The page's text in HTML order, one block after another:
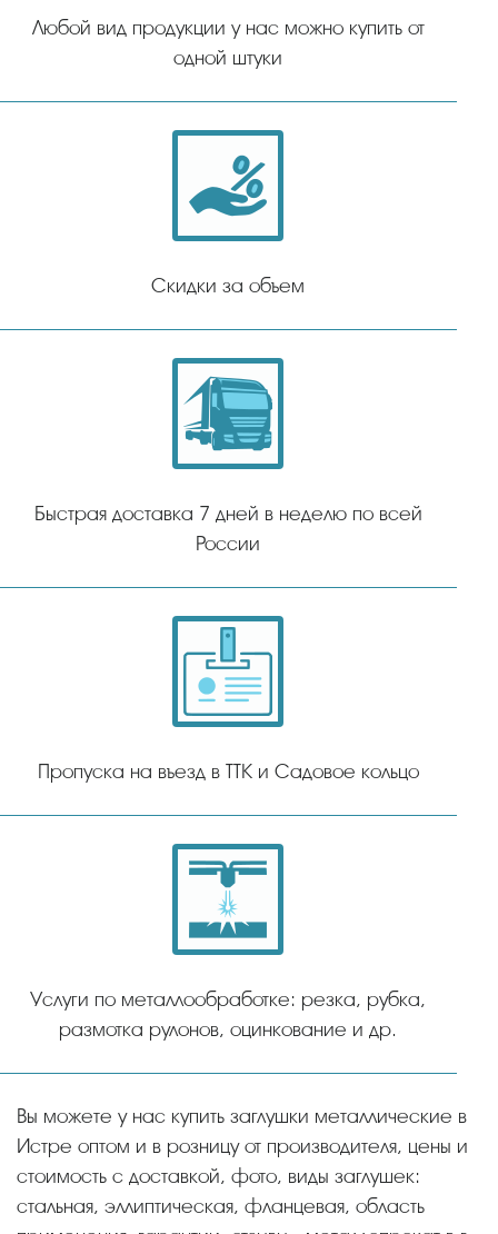
Любой вид продукции у нас можно купить от
одной штуки
Скидки за объем
Быстрая доставка 7 дней в неделю по всей
России
Пропуска на въезд в ТТК и Садовое кольцо
Услуги по металлообработке: резка, рубка,
размотка рулонов, оцинкование и др.
Вы можете у нас купить заглушки металлические в
Истре оптом и в розницу от производителя, цены и
стоимость с доставкой, фото, виды заглушек:
стальная, эллиптическая, фланцевая, область